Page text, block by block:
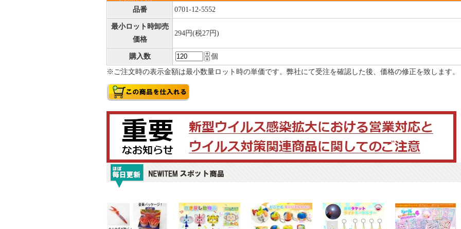
品番 0701-12-5552
最小ロット時卸売
価格
294円(税27円)
購入数
個
※ご注文時の表示金額は最小数量ロット時の単価です。弊社にて受注を確認した後、価格の修正を致します。